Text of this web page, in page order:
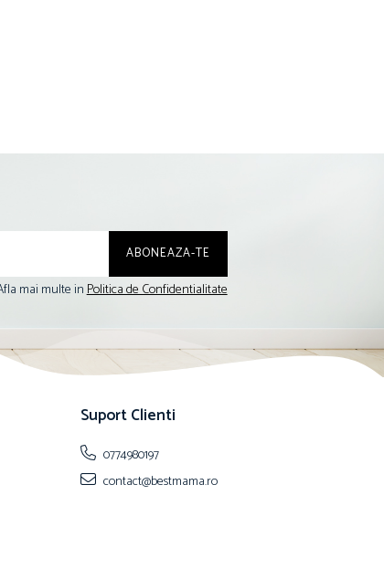
mai multe inPolitica de Confidentialitate
Suport Clienti
0774980197
contact@bestmama.ro